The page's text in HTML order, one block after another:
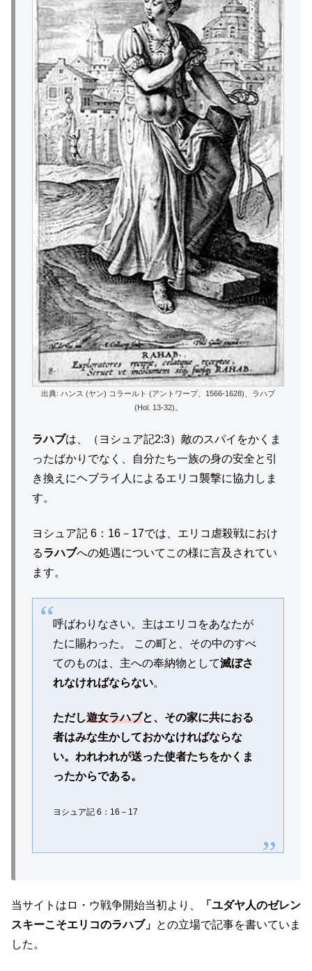
出典: ハンス (ヤン) コラールト (アントワープ、1566-1628)、ラハブ
(Hol. 13-32)。
ラハブは、（ヨシュア記2:3）敵のスパイをかくま
ったばかりでなく、自分たち一族の身の安全と引
き換えにヘブライ人によるエリコ襲撃に協力しま
す。
ヨシュア記 6：16－17では、エリコ虐殺戦におけ
るラハブへの処遇についてこの様に言及されてい
ます。
呼ばわりなさい。主はエリコをあなたが
たに賜わった。 この町と、その中のすべ
てのものは、主への奉納物として滅ぼさ
れなければならない。
ただし遊女ラハブと、その家に共におる
者はみな生かしておかなければならな
い。われわれが送った使者たちをかくま
ったからである。
ヨシュア記 6：16－17
当サイトはロ・ウ戦争開始当初より、
「ユダヤ人のゼレン
スキーこそエリコのラハブ」 との立場で記事を書いていま
した。